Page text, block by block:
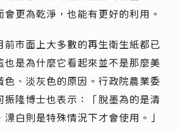
會更為乾淨，也能有更好的利用。
前市面上大多數的再生衛生紙都已
也是為什麼它看起來並不是那麼美
色、淡灰色的原因。行政院農業委
振隆博士也表示：「脫墨為的是清
白則是特殊情況下才會使用。」